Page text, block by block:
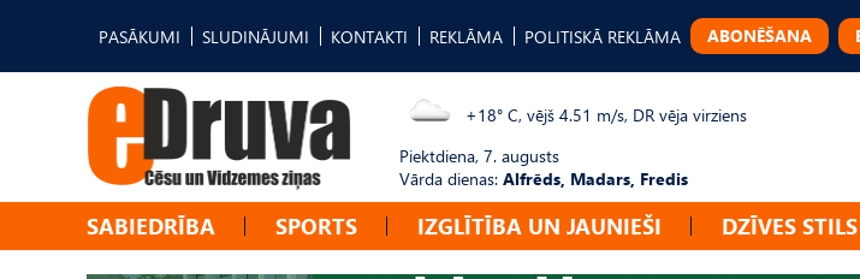
PASĀKUMI SLUDINĀJUMI KONTAKTI REKLĀMA POLITISKĀ REKLĀMA ABONĒŠANA
+18° C, vējš 4.51 m/s, DR vēja virziens
Piektdiena, 7. augusts
Vārda dienas: Alfrēds, Madars, Fredis
SABIEDRĪBA SPORTS IZGLĪTĪBA UN JAUNIEŠI DZĪVES STILS